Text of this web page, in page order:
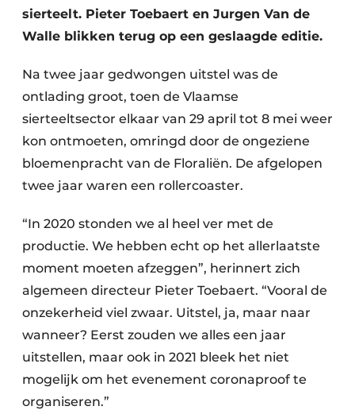
sierteelt. Pieter Toebaert en Jurgen Van de
Walle blikken terug op een geslaagde editie.
Na twee jaar gedwongen uitstel was de
ontlading groot, toen de Vlaamse
sierteeltsector elkaar van 29 april tot 8 mei weer
kon ontmoeten, omringd door de ongeziene
bloemenpracht van de Floraliën. De afgelopen
twee jaar waren een rollercoaster.
“In 2020 stonden we al heel ver met de
productie. We hebben echt op het allerlaatste
moment moeten afzeggen”, herinnert zich
algemeen directeur Pieter Toebaert. “Vooral de
onzekerheid viel zwaar. Uitstel, ja, maar naar
wanneer? Eerst zouden we alles een jaar
uitstellen, maar ook in 2021 bleek het niet
mogelijk om het evenement coronaproof te
organiseren.”